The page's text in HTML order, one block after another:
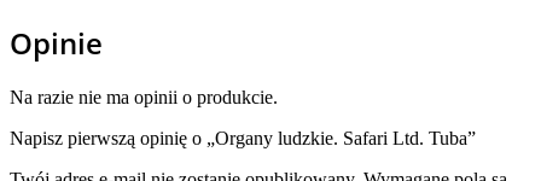
Opinie
Na razie nie ma opinii o produkcie.
Napisz pierwszą opinię o „Organy ludzkie. Safari Ltd. Tuba”